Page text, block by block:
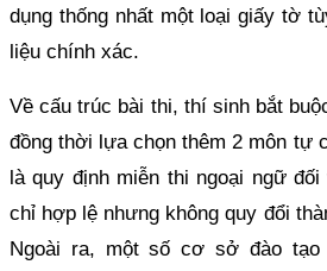
dụng thống nhất một loại giấy tờ
liệu chính xác.
Về cấu trúc bài thi, thí sinh bắt
đồng thời lựa chọn thêm 2 môn tự
là quy định miễn thi ngoại ngữ
chỉ hợp lệ nhưng không quy đổi
Ngoài ra, một số cơ sở đào